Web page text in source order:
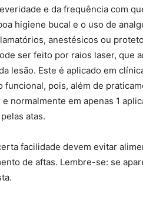
e da frequência com
higiene bucal e o uso de
anestésicos ou
ser feito por raios laser, que
lesão. Este é aplicado em
pois, além de
normalmente em apenas 1
atas.
facilidade devem evitar
de aftas. Lembre-se: se